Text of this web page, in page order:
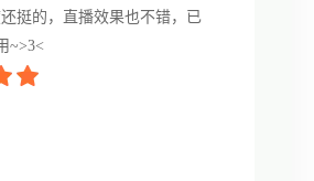
挺的，直播效果也不错，已
~>3<